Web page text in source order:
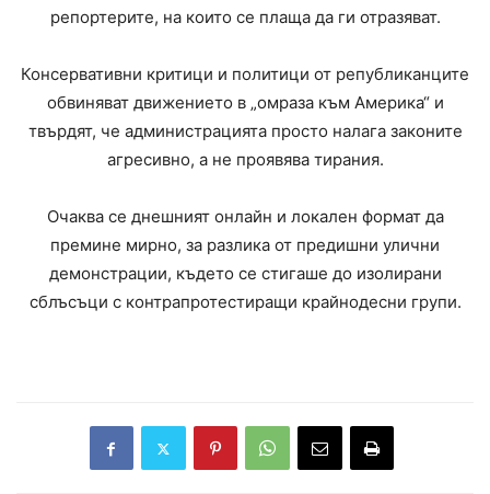
репортерите, на които се плаща да ги отразяват.
Консервативни критици и политици от републиканците
обвиняват движението в „омраза към Америка“ и
твърдят, че администрацията просто налага законите
агресивно, а не проявява тирания.
Очаква се днешният онлайн и локален формат да
премине мирно, за разлика от предишни улични
демонстрации, където се стигаше до изолирани
сблъсъци с контрапротестиращи крайнодесни групи.